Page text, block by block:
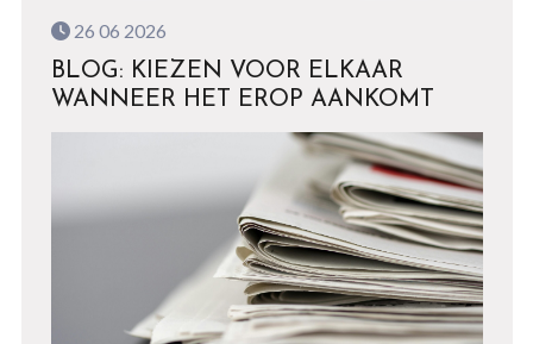
26 06 2026
BLOG: KIEZEN VOOR ELKAAR
WANNEER HET EROP AANKOMT